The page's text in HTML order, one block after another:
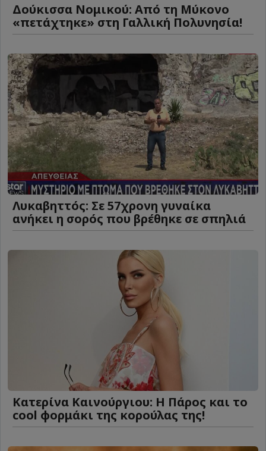
Δούκισσα Νομικού: Από τη Μύκονο
«πετάχτηκε» στη Γαλλική Πολυνησία!
Λυκαβηττός: Σε 57χρονη γυναίκα
ανήκει η σορός που βρέθηκε σε σπηλιά
Κατερίνα Καινούργιου: Η Πάρος και το
cool φορμάκι της κορούλας της!